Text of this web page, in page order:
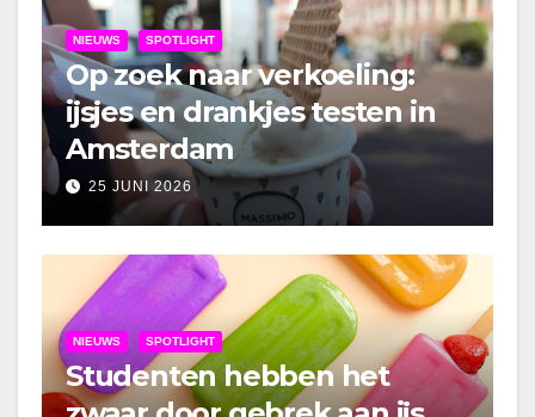
NIEUWS SPOTLIGHT
Op zoek naar verkoeling:
ijsjes en drankjes testen in
Amsterdam
25 JUNI 2026
NIEUWS SPOTLIGHT
Studenten hebben het